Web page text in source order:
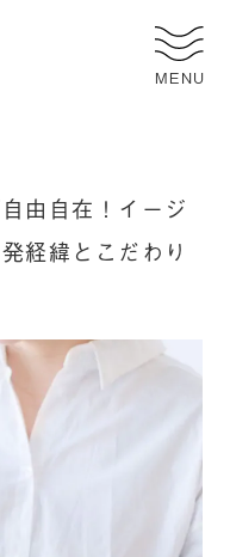
MENU
由自在！イージ
経緯とこだわり